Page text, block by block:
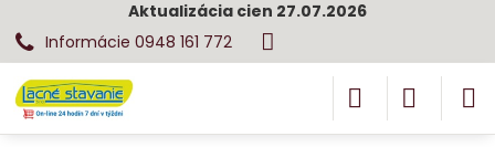
Aktualizácia cien 27.07.2026
Informácie 0948 161 772